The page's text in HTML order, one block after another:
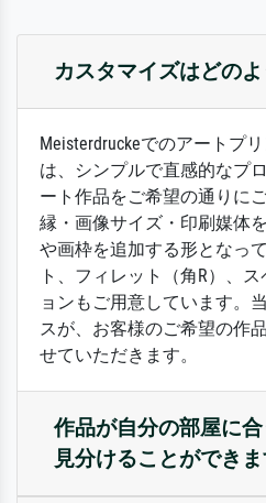
カスタマイズはどの
Meisterdruckeでのアートプ
は、シンプルで直感的なプ
ート作品をご希望の通りに
縁・画像サイズ・印刷媒体
や画枠を追加する形となっ
ト、フィレット（角R）、
ョンもご用意しています。
スが、お客様のご希望の作
せていただきます。
作品が自分の部屋に
見分けることができま